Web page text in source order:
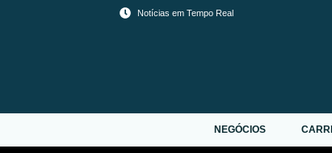
Notícias em Tempo Real
NEGÓCIOS